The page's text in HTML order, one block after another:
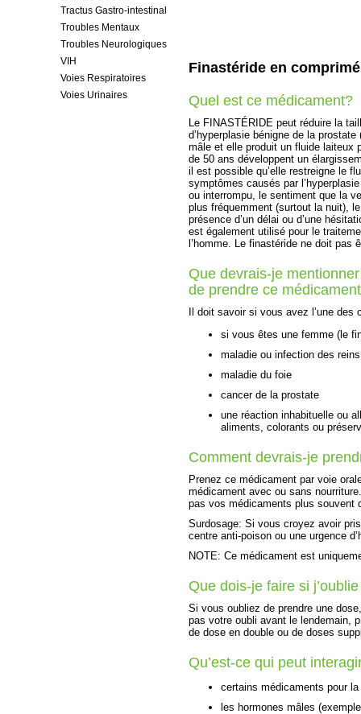
Tractus Gastro-intestinal
Troubles Mentaux
Troubles Neurologiques
VIH
Voies Respiratoires
Voies Urinaires
Finastéride en comprimé
Quel est ce médicament?
Le FINASTÉRIDE peut réduire la
d’hyperplasie bénigne de la
mâle et elle produit un fluide laiteux
de 50 ans développent un
il est possible qu’elle restreigne le
symptômes causés par
ou interrompu, le sentiment que la
plus fréquemment (surtout la nuit),
présence d’un délai ou d’une
est également utilisé pour le
l’homme. Le finastéride ne doit pas
Que devrais-je
de prendre ce
Il doit savoir si vous avez l’une des
si vous êtes une femme (le
maladie ou infection des reins
maladie du foie
cancer de la prostate
une réaction inhabituelle ou
aliments, colorants ou
Comment devrais-je
Prenez ce médicament par voie
médicament avec ou sans
pas vos médicaments plus souvent
Surdosage: Si vous croyez avoir
centre anti-poison ou une urgence
NOTE: Ce médicament est
Que dois-je faire si
Si vous oubliez de prendre une
pas votre oubli avant le lendemain,
de dose en double ou de doses
Qu’est-ce qui peut
certains médicaments pour
les hormones mâles